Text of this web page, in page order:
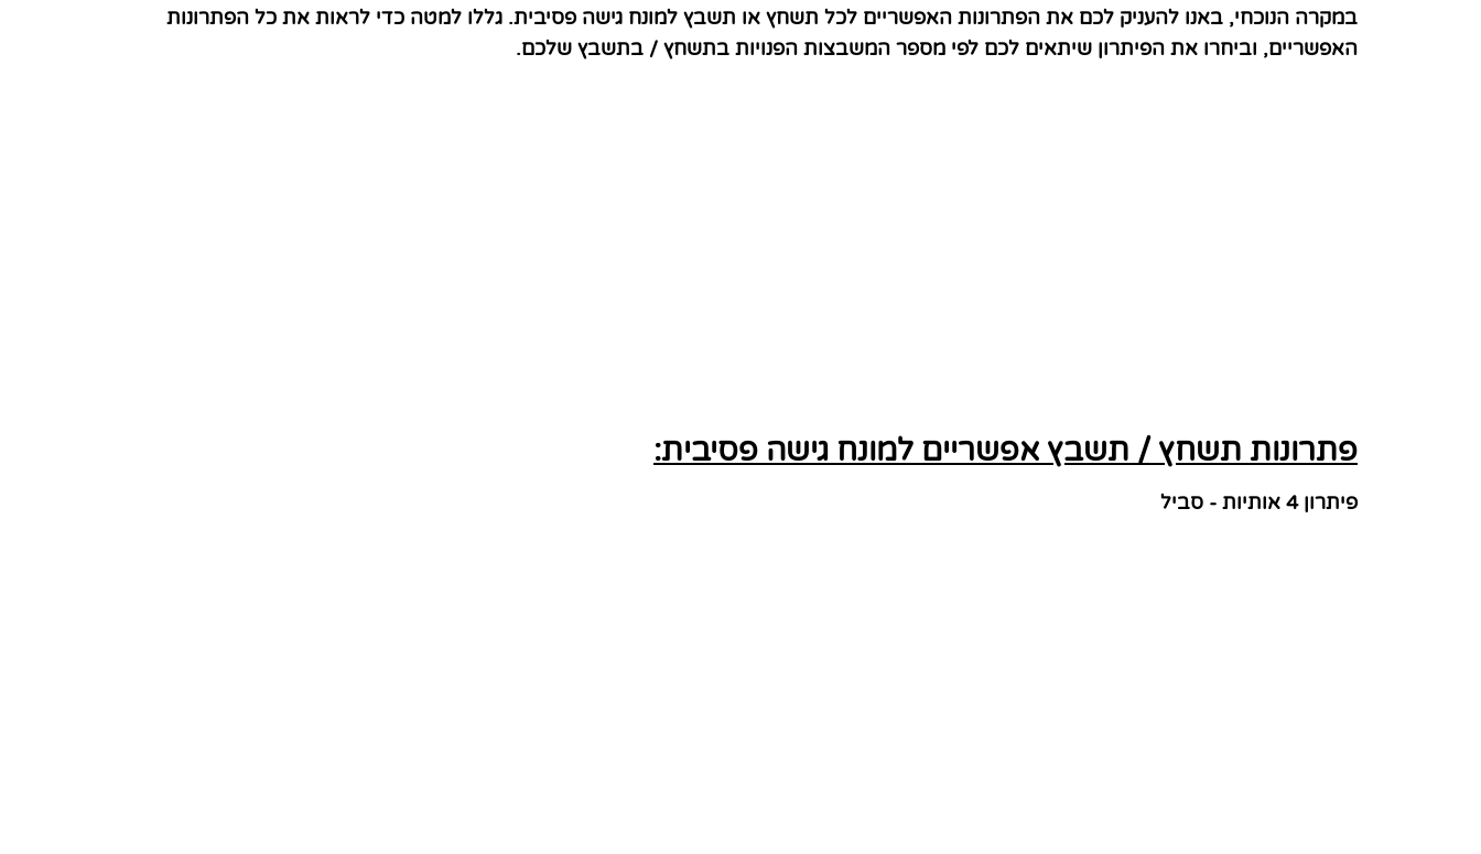
במקרה הנוכחי, באנו להעניק לכם את הפתרונות האפשריים לכל תשחץ או תשבץ למונח גישה פסיבית. גללו למטה כדי לראות את כל הפתרונות
האפשריים, וביחרו את הפיתרון שיתאים לכם לפי מספר המשבצות הפנויות בתשחץ / בתשבץ שלכם.
פתרונות תשחץ / תשבץ אפשריים למונח גישה פסיבית:
פיתרון 4 אותיות - סביל